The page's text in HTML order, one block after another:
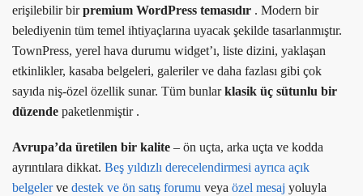
erişilebilir birpremium WordPress temasıdır . Modern bir
belediyenin tüm temel ihtiyaçlarına uyacak şekilde tasarlanmıştır.
TownPress, yerel hava durumu widget’ı, liste dizini, yaklaşan
etkinlikler, kasaba belgeleri, galeriler ve daha fazlası gibi çok
sayıda niş-özel özellik sunar. Tüm bunlarklasik üç sütunlu bir
düzende paketlenmiştir .
Avrupa’da üretilen bir kalite – ön uçta, arka uçta ve kodda
ayrıntılara dikkat. Beş yıldızlı derecelendirmesi ayrıca açık
belgelerve destek ve ön satış forumu veya özel mesaj yoluyla